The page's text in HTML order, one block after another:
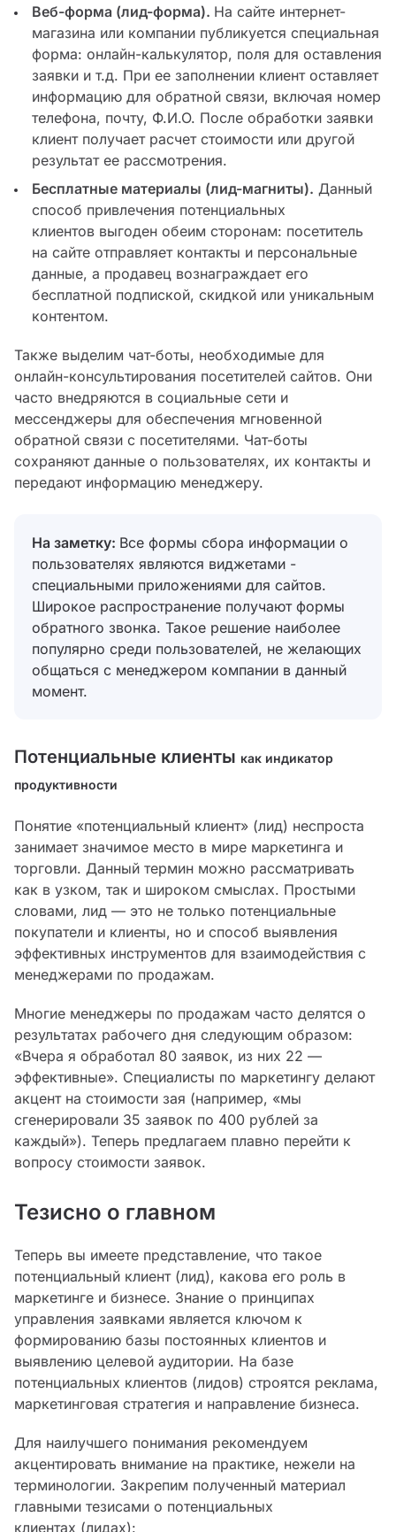
Веб-форма (лид-форма). На сайте интернет-
магазина или компании публикуется специальная
форма: онлайн-калькулятор, поля для оставления
заявки и т.д. При ее заполнении клиент оставляет
информацию для обратной связи, включая номер
телефона, почту, Ф.И.О. После обработки заявки
клиент получает расчет стоимости или другой
результат ее рассмотрения.
Бесплатные материалы (лид-магниты). Данный
способ привлечения потенциальных
клиентов выгоден обеим сторонам: посетитель
на сайте отправляет контакты и персональные
данные, а продавец вознаграждает его
бесплатной подпиской, скидкой или уникальным
контентом.
Также выделим чат-боты, необходимые для
онлайн-консультирования посетителей сайтов. Они
часто внедряются в социальные сети и
мессенджеры для обеспечения мгновенной
обратной связи с посетителями. Чат-боты
сохраняют данные о пользователях, их контакты и
передают информацию менеджеру.
На заметку: Все формы сбора информации о
пользователях являются виджетами -
специальными приложениями для сайтов.
Широкое распространение получают формы
обратного звонка. Такое решение наиболее
популярно среди пользователей, не желающих
общаться с менеджером компании в данный
момент.
Потенциальные клиенты как индикатор
продуктивности
Понятие «потенциальный клиент» (лид) неспроста
занимает значимое место в мире маркетинга и
торговли. Данный термин можно рассматривать
как в узком, так и широком смыслах. Простыми
словами, лид — это не только потенциальные
покупатели и клиенты, но и способ выявления
эффективных инструментов для взаимодействия с
менеджерами по продажам.
Многие менеджеры по продажам часто делятся о
результатах рабочего дня следующим образом:
«Вчера я обработал 80 заявок, из них 22 —
эффективные». Специалисты по маркетингу делают
акцент на стоимости зая (например, «мы
сгенерировали 35 заявок по 400 рублей за
каждый»). Теперь предлагаем плавно перейти к
вопросу стоимости заявок.
Тезисно о главном
Теперь вы имеете представление, что такое
потенциальный клиент (лид), какова его роль в
маркетинге и бизнесе. Знание о принципах
управления заявками является ключом к
формированию базы постоянных клиентов и
выявлению целевой аудитории. На базе
потенциальных клиентов (лидов) строятся реклама,
маркетинговая стратегия и направление бизнеса.
Для наилучшего понимания рекомендуем
акцентировать внимание на практике, нежели на
терминологии. Закрепим полученный материал
главными тезисами о потенциальных
клиентах (лидах):